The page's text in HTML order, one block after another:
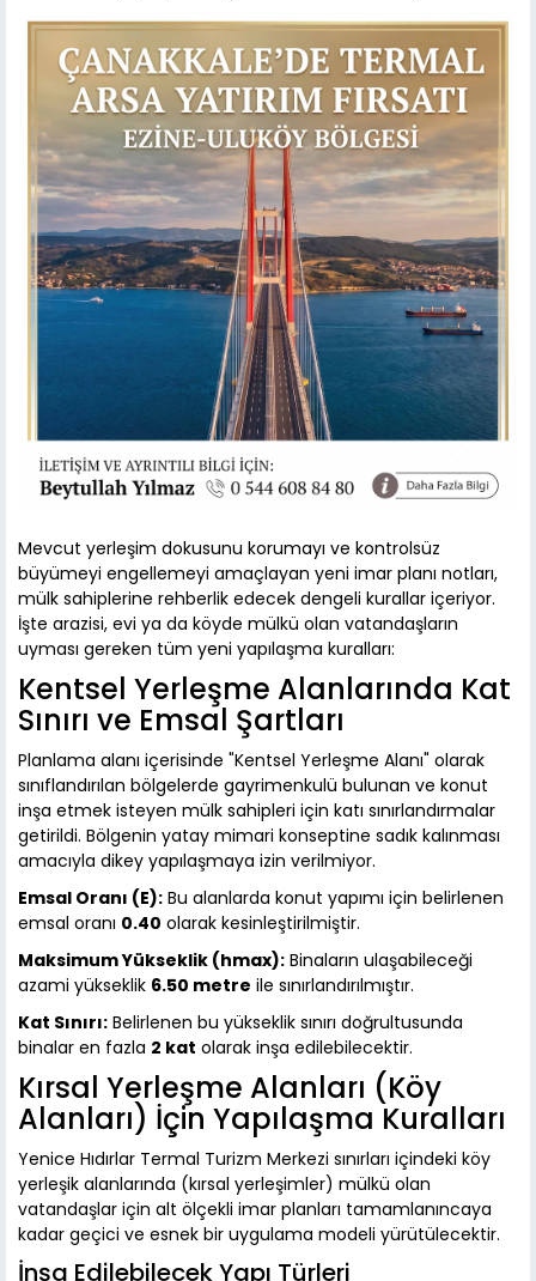
Mevcut yerleşim dokusunu korumayı ve kontrolsüz
büyümeyi engellemeyi amaçlayan yeni imar planı notları,
mülk sahiplerine rehberlik edecek dengeli kurallar içeriyor.
İşte arazisi, evi ya da köyde mülkü olan vatandaşların
uyması gereken tüm yeni yapılaşma kuralları:
Kentsel Yerleşme Alanlarında Kat
Sınırı ve Emsal Şartları
Planlama alanı içerisinde "Kentsel Yerleşme Alanı" olarak
sınıflandırılan bölgelerde gayrimenkulü bulunan ve konut
inşa etmek isteyen mülk sahipleri için katı sınırlandırmalar
getirildi. Bölgenin yatay mimari konseptine sadık kalınması
amacıyla dikey yapılaşmaya izin verilmiyor.
Emsal Oranı (E): Bu alanlarda konut yapımı için belirlenen
emsal oranı 0.40 olarak kesinleştirilmiştir.
Maksimum Yükseklik (hmax): Binaların ulaşabileceği
azami yükseklik 6.50 metre ile sınırlandırılmıştır.
Kat Sınırı: Belirlenen bu yükseklik sınırı doğrultusunda
binalar en fazla 2 kat olarak inşa edilebilecektir.
Kırsal Yerleşme Alanları (Köy
Alanları) İçin Yapılaşma Kuralları
Yenice Hıdırlar Termal Turizm Merkezi sınırları içindeki köy
yerleşik alanlarında (kırsal yerleşimler) mülkü olan
vatandaşlar için alt ölçekli imar planları tamamlanıncaya
kadar geçici ve esnek bir uygulama modeli yürütülecektir.
İnşa Edilebilecek Yapı Türleri